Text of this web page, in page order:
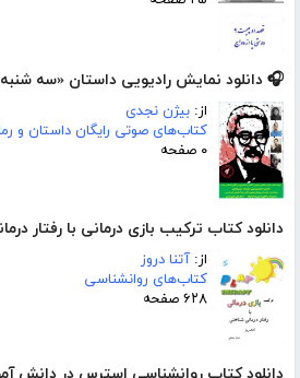
🎧 دانلود نمایش رادیویی داستان «سه
از: بیژن نجدی
کتاب‌های صوتی رایگان داستان و
۰ صفحه
دانلود کتاب ترکیب بازی درمانی با رفتار
از: آتنا دروز
کتاب‌های روانشناسی
۶۲۸ صفحه
دانلود کتاب روانشناسی استرس در دانش